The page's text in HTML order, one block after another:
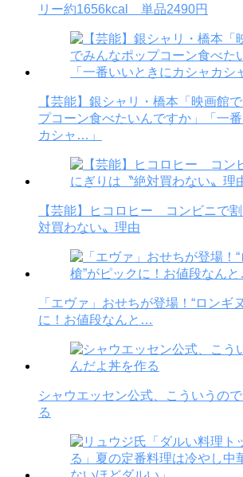
リー約1656kcal 単品2490円
【芸能】銀シャリ・橋本「映画館
プコーン食べたいんですか」「一
カシャ…」
【芸能】ヒコロヒー コンビニで
対買わない〟理由
「エヴァ」おせちが登場！“ロンギ
に！お値段なんと…
シャウエッセン公式、こういうの
る